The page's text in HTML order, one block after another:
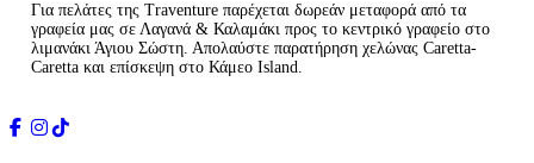
Για πελάτες της Traventure παρέχεται δωρεάν μεταφορά από τα
γραφεία μας σε Λαγανά & Καλαμάκι προς το κεντρικό γραφείο στο
λιμανάκι Άγιου Σώστη. Απολαύστε παρατήρηση χελώνας Caretta-
Caretta και επίσκεψη στο Κάμεο Island.